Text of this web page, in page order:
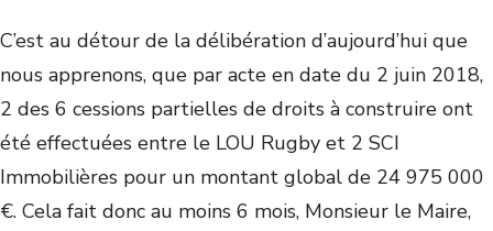
C’est au détour de la délibération d’aujourd’hui que
nous apprenons, que par acte en date du 2 juin 2018,
2 des 6 cessions partielles de droits à construire ont
été effectuées entre le LOU Rugby et 2 SCI
Immobilières pour un montant global de 24 975 000
€. Cela fait donc au moins 6 mois, Monsieur le Maire,